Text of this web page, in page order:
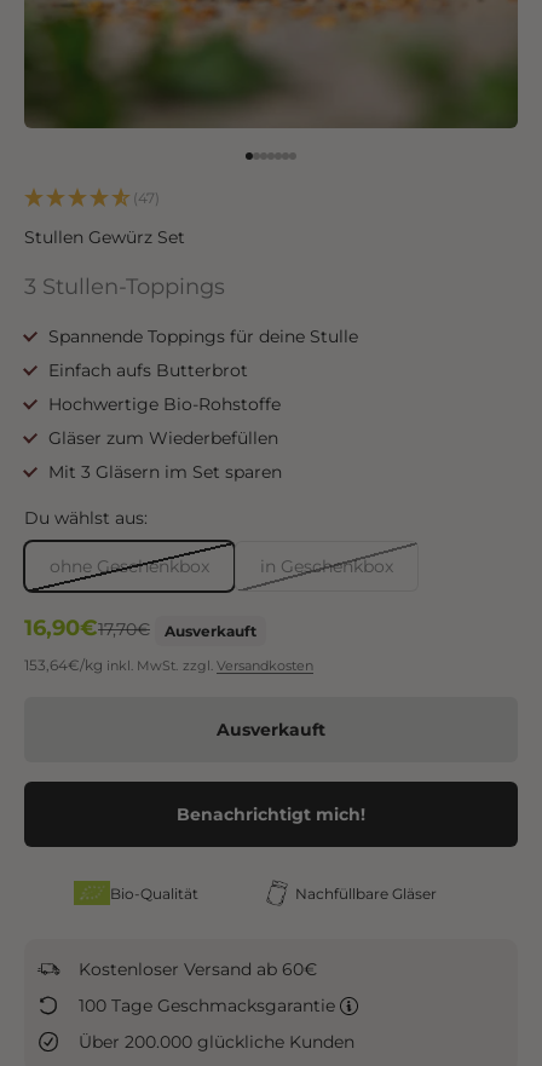
(47)
Stullen Gewürz Set
3 Stullen-Toppings
Spannende Toppings für deine Stulle
Einfach aufs Butterbrot
Hochwertige Bio-Rohstoffe
Gläser zum Wiederbefüllen
Mit 3 Gläsern im Set sparen
Du wählst aus:
ohne Geschenkbox in Geschenkbox
Angebot
16,90€Regulärer Preis
17,70€
Ausverkauft
153,64€/kg inkl. MwSt. zzgl. Versandkosten
Ausverkauft
Benachrichtigt mich!
Bio-Qualität Nachfüllbare Gläser
Kostenloser Versand ab 60€
100 Tage Geschmacksgarantie
Über 200.000 glückliche Kunden